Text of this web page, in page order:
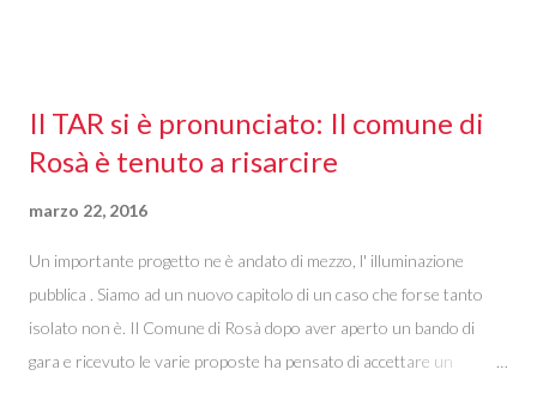
Dopotutto chi se ne accorge? Non sembra esserci molto interesse
sui retroscena dell'amministrazione comunale, né da parte dei
coscienze. Ormai la cittadinanza è assuefatta dal meccanismo della
delega , divenuta una...
Il TAR si è pronunciato: Il comune di
Rosà è tenuto a risarcire
marzo 22, 2016
Un importante progetto ne è andato di mezzo, l' illuminazione
pubblica . Siamo ad un nuovo capitolo di un caso che forse tanto
isolato non è. Il Comune di Rosà dopo aver aperto un bando di
gara e ricevuto le varie proposte ha pensato di accettare un